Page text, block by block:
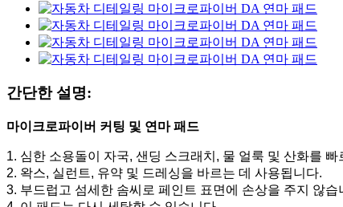
간단한 설명:
마이크로파이버 커팅 및 연마 패드
1. 심한 소용돌이 자국, 샌딩 스크래치, 물 얼룩 및 산화를
2. 왁스, 실런트, 유약 및 드레싱을 바르는 데 사용됩니다.
3. 부드럽고 섬세한 솜씨로 페인트 표면에 손상을 주지 않습